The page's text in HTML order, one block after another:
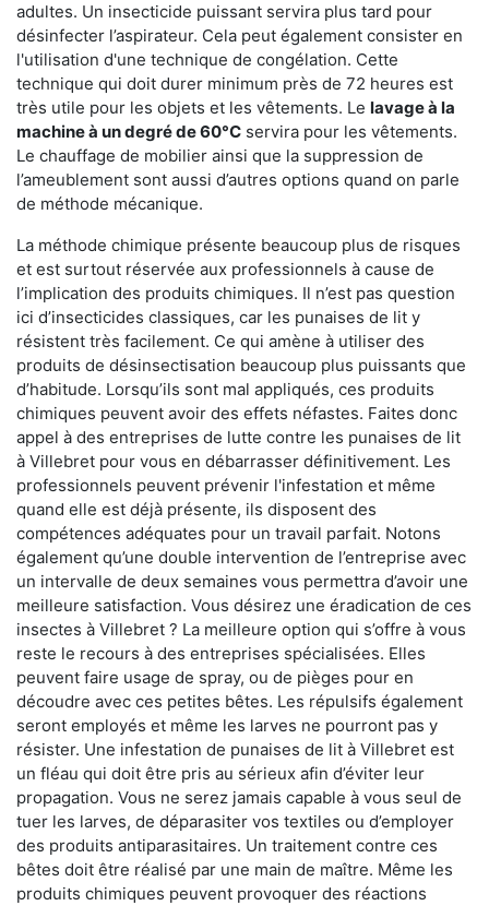
adultes. Un insecticide puissant servira plus tard pour
désinfecter l’aspirateur. Cela peut également consister en
l'utilisation d'une technique de congélation. Cette
technique qui doit durer minimum près de 72 heures est
très utile pour les objets et les vêtements. Le lavage à la
machine à un degré de 60°C servira pour les vêtements.
Le chauffage de mobilier ainsi que la suppression de
l’ameublement sont aussi d’autres options quand on parle
de méthode mécanique.
La méthode chimique présente beaucoup plus de risques
et est surtout réservée aux professionnels à cause de
l’implication des produits chimiques. Il n’est pas question
ici d’insecticides classiques, car les punaises de lit y
résistent très facilement. Ce qui amène à utiliser des
produits de désinsectisation beaucoup plus puissants que
d’habitude. Lorsqu’ils sont mal appliqués, ces produits
chimiques peuvent avoir des effets néfastes. Faites donc
appel à des entreprises de lutte contre les punaises de lit
à Villebret pour vous en débarrasser définitivement. Les
professionnels peuvent prévenir l'infestation et même
quand elle est déjà présente, ils disposent des
compétences adéquates pour un travail parfait. Notons
également qu’une double intervention de l’entreprise avec
un intervalle de deux semaines vous permettra d’avoir une
meilleure satisfaction. Vous désirez une éradication de ces
insectes à Villebret ? La meilleure option qui s’offre à vous
reste le recours à des entreprises spécialisées. Elles
peuvent faire usage de spray, ou de pièges pour en
découdre avec ces petites bêtes. Les répulsifs également
seront employés et même les larves ne pourront pas y
résister. Une infestation de punaises de lit à Villebret est
un fléau qui doit être pris au sérieux afin d’éviter leur
propagation. Vous ne serez jamais capable à vous seul de
tuer les larves, de déparasiter vos textiles ou d’employer
des produits antiparasitaires. Un traitement contre ces
bêtes doit être réalisé par une main de maître. Même les
produits chimiques peuvent provoquer des réactions